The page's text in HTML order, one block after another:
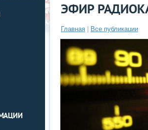
ЭФИР
Главная Все публикации